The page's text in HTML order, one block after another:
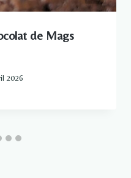
de Mags
2026